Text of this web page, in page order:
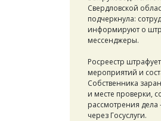
Свердловской
подчеркнула:
информируют о
мессенджеры.
Росреестр
мероприятий и
Собственника
и месте проверки,
рассмотрения
через Госуслуги.